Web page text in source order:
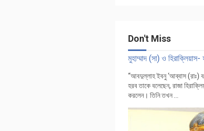
Don't Miss
মুহাম্মাদ (সা) ও
‘‘আবদুল্লাহ ইবনু ‘আব্বাস (রাঃ)
হরব তাকে বলেছেন, রাজা
করলেন। তিনি তখন ...